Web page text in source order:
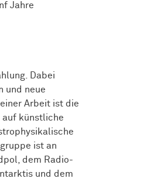
Jahre
Dabei
und neue
Arbeit ist die
auf künstliche
ist an
dem Radio-
und dem